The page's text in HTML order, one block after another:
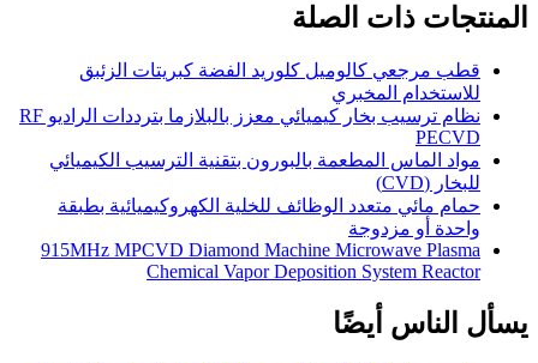
المنتجات ذات الصلة
قطب مرجعي كالوميل كلوريد الفضة كبريتات الزئبق
للاستخدام المخبري
نظام ترسيب بخار كيميائي معزز بالبلازما بترددات الراديو RF
PECVD
مواد الماس المطعمة بالبورون بتقنية الترسيب الكيميائي
للبخار (CVD)
حمام مائي متعدد الوظائف للخلية الكهروكيميائية بطبقة
واحدة أو مزدوجة
915MHz MPCVD Diamond Machine Microwave Plasma
Chemical Vapor Deposition System Reactor
يسأل الناس أيضًا